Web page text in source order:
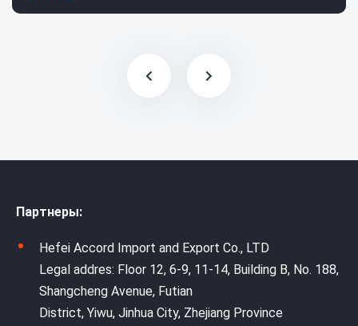
Партнеры:
Hefei Accord Import and Export Co., LTD
Legal addres: Floor 12, 6-9, 11-14, Building B, No. 188,
Shangcheng Avenue, Futian
District, Yiwu, Jinhua City, Zhejiang Province